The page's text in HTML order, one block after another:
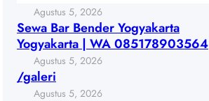
Agustus 5, 2026
Sewa Bar Bender Yogyakarta
Yogyakarta | WA 085178903564
Agustus 5, 2026
/galeri
Agustus 5, 2026